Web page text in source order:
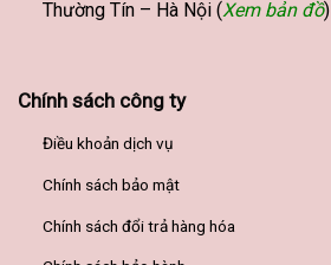
Thường Tín – Hà Nội (Xem bản đồ)
Chính sách công ty
Điều khoản dịch vụ
Chính sách bảo mật
Chính sách đổi trả hàng hóa